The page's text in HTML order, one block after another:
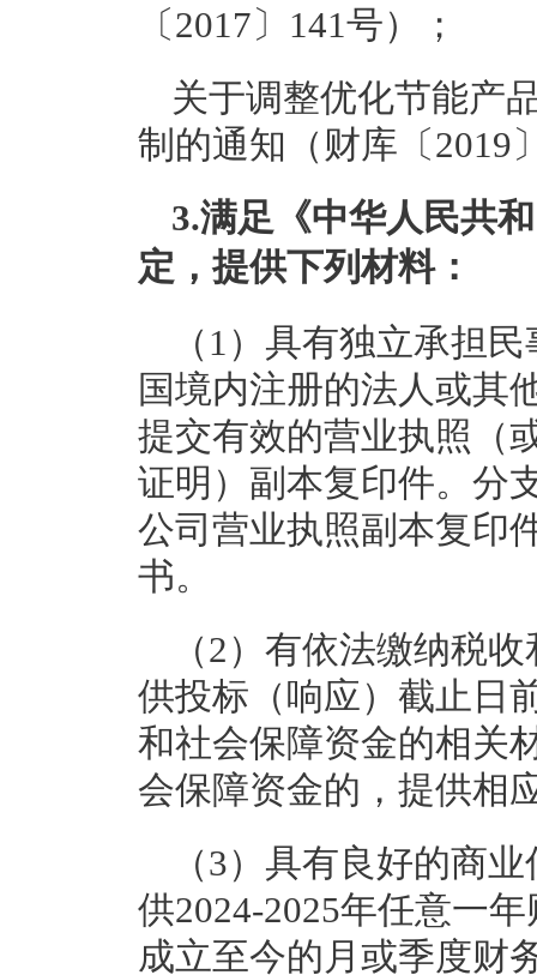
〔2017〕141号）；
关于调整优化节能产
制的通知（财库〔2019
3.满足《中华人民共
定，提供下列材料：
（1）具有独立承担
国境内注册的法人或其
提交有效的营业执照（
证明）副本复印件。分
公司营业执照副本复印
书。
（2）有依法缴纳税
供投标（响应）截止日
和社会保障资金的相关
会保障资金的，提供相
（3）具有良好的商
供2024-2025年任意一
成立至今的月或季度财